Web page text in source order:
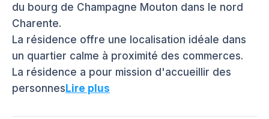
du bourg de Champagne Mouton dans le nord
Charente.
La résidence offre une localisation idéale dans
un quartier calme à proximité des commerces.
La résidence a pour mission d'accueillir des
personnesLire plus